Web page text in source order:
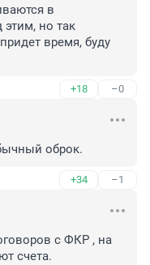
в
этим, но так
время, буду
+18 –0
оброк.
+34 –1
с ФКР , на
счета.